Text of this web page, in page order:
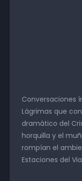
Conversaciones
Lágrimas que
dramático del
horquilla y el
rompían el
Estaciones del